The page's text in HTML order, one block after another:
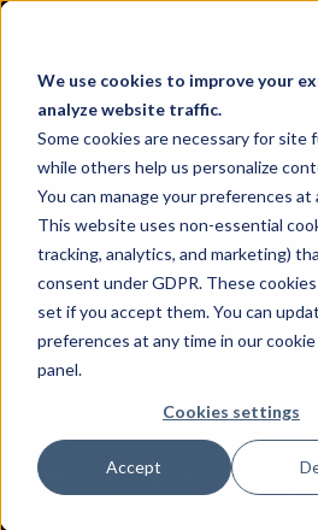
We use cookies to improve your
analyze website traffic.
Some cookies are necessary for site
while others help us personalize
You can manage your preferences at
This website uses non-essential
tracking, analytics, and marketing)
consent under GDPR. These
set if you accept them. You can
preferences at any time in our
panel.
Cookies settings
Accept
Die 5
Vorteile der
von
in